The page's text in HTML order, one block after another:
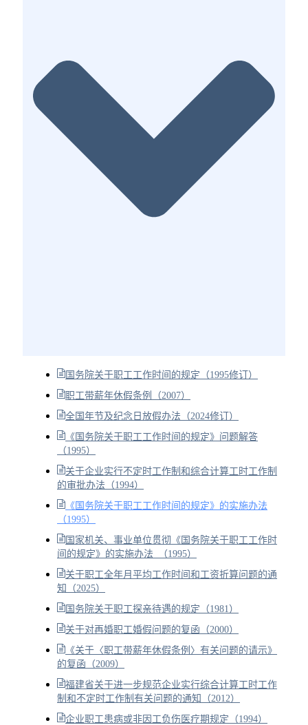
国务院关于职工工作时间的规定（1995修订）
职工带薪年休假条例（2007）
全国年节及纪念日放假办法（2024修订）
《国务院关于职工工作时间的规定》问题解答
（1995）
关于企业实行不定时工作制和综合计算工时工作制
的审批办法（1994）
《国务院关于职工工作时间的规定》的实施办法
（1995）
国家机关、事业单位贯彻《国务院关于职工工作时
间的规定》的实施办法 （1995）
关于职工全年月平均工作时间和工资折算问题的通
知（2025）
国务院关于职工探亲待遇的规定（1981）
关于对再婚职工婚假问题的复函（2000）
《关于〈职工带薪年休假条例〉有关问题的请示》
的复函（2009）
福建省关于进一步规范企业实行综合计算工时工作
制和不定时工作制有关问题的通知（2012）
企业职工患病或非因工负伤医疗期规定（1994）